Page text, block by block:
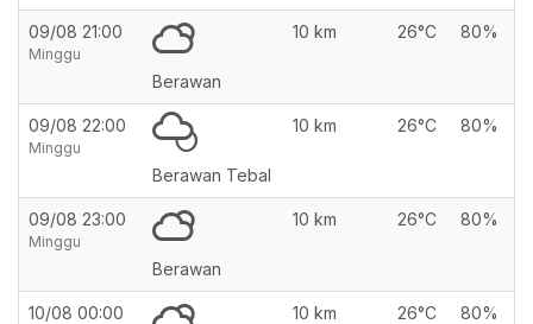
09/08 21:00
Minggu
Berawan
10 km 26°C 80%
09/08 22:00
Minggu
Berawan Tebal
10 km 26°C 80%
09/08 23:00
Minggu
Berawan
10 km 26°C 80%
10/08 00:00 10 km 26°C 80%